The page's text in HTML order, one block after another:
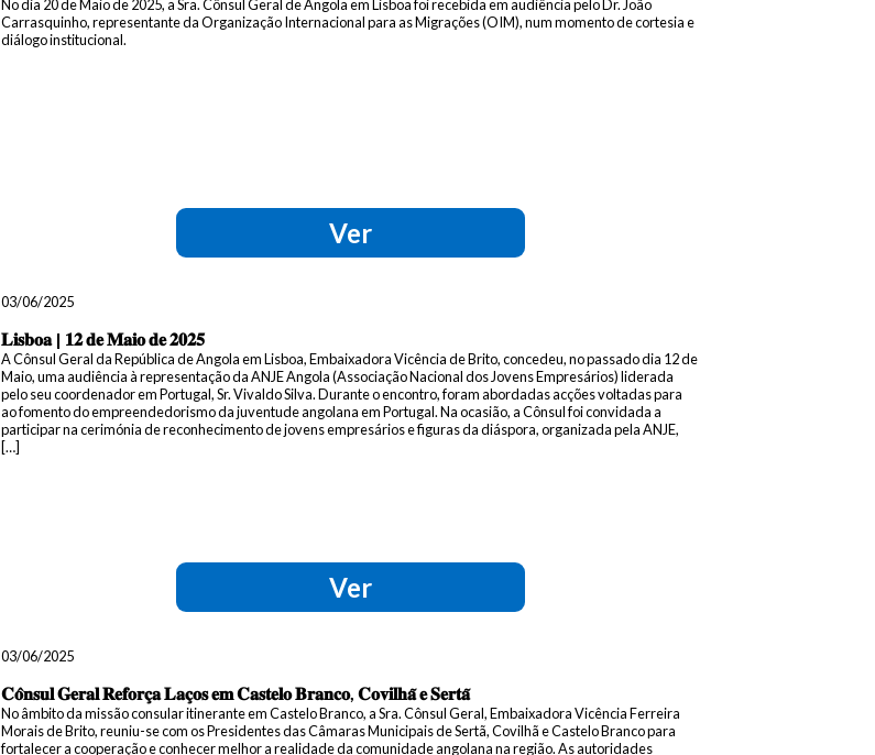
No dia 20 de Maio de 2025, a Sra. Cônsul Geral de Angola em Lisboa foi recebida em audiência pelo Dr. João
Carrasquinho, representante da Organização Internacional para as Migrações (OIM), num momento de cortesia e
diálogo institucional.
Ver
03/06/2025
𝐋𝐢𝐬𝐛𝐨𝐚 | 𝟏𝟐 𝐝𝐞 𝐌𝐚𝐢𝐨 𝐝𝐞 𝟐𝟎𝟐𝟓
A Cônsul Geral da República de Angola em Lisboa, Embaixadora Vicência de Brito, concedeu, no passado dia 12 de
Maio, uma audiência à representação da ANJE Angola (Associação Nacional dos Jovens Empresários) liderada
pelo seu coordenador em Portugal, Sr. Vivaldo Silva. Durante o encontro, foram abordadas acções voltadas para
ao fomento do empreendedorismo da juventude angolana em Portugal. Na ocasião, a Cônsul foi convidada a
participar na cerimónia de reconhecimento de jovens empresários e figuras da diáspora, organizada pela ANJE,
[…]
Ver
03/06/2025
𝐂𝐨̂𝐧𝐬𝐮𝐥 𝐆𝐞𝐫𝐚𝐥 𝐑𝐞𝐟𝐨𝐫𝐜̧𝐚 𝐋𝐚𝐜̧𝐨𝐬 𝐞𝐦 𝐂𝐚𝐬𝐭𝐞𝐥𝐨 𝐁𝐫𝐚𝐧𝐜𝐨, 𝐂𝐨𝐯𝐢𝐥𝐡𝐚̃ 𝐞 𝐒𝐞𝐫𝐭𝐚̃
No âmbito da missão consular itinerante em Castelo Branco, a Sra. Cônsul Geral, Embaixadora Vicência Ferreira
Morais de Brito, reuniu-se com os Presidentes das Câmaras Municipais de Sertã, Covilhã e Castelo Branco para
fortalecer a cooperação e conhecer melhor a realidade da comunidade angolana na região. As autoridades